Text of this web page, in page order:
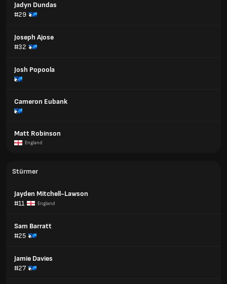
Jadyn Dundas
#29
Joseph Ajose
#32
Josh Popoola
Cameron Eubank
Matt Robinson
England
Stürmer
Jayden Mitchell-Lawson
#11
England
Sam Barratt
#25
Jamie Davies
#27